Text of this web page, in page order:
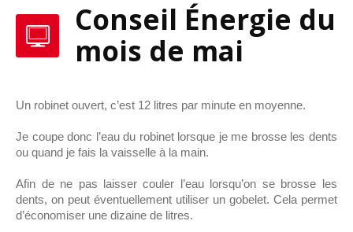
Conseil Énergie du
mois de mai
Un robinet ouvert, c’est 12 litres par minute en moyenne.
Je coupe donc l’eau du robinet lorsque je me brosse les dents
ou quand je fais la vaisselle à la main.
Afin de ne pas laisser couler l’eau lorsqu’on se brosse les
dents, on peut éventuellement utiliser un gobelet. Cela permet
d’économiser une dizaine de litres.